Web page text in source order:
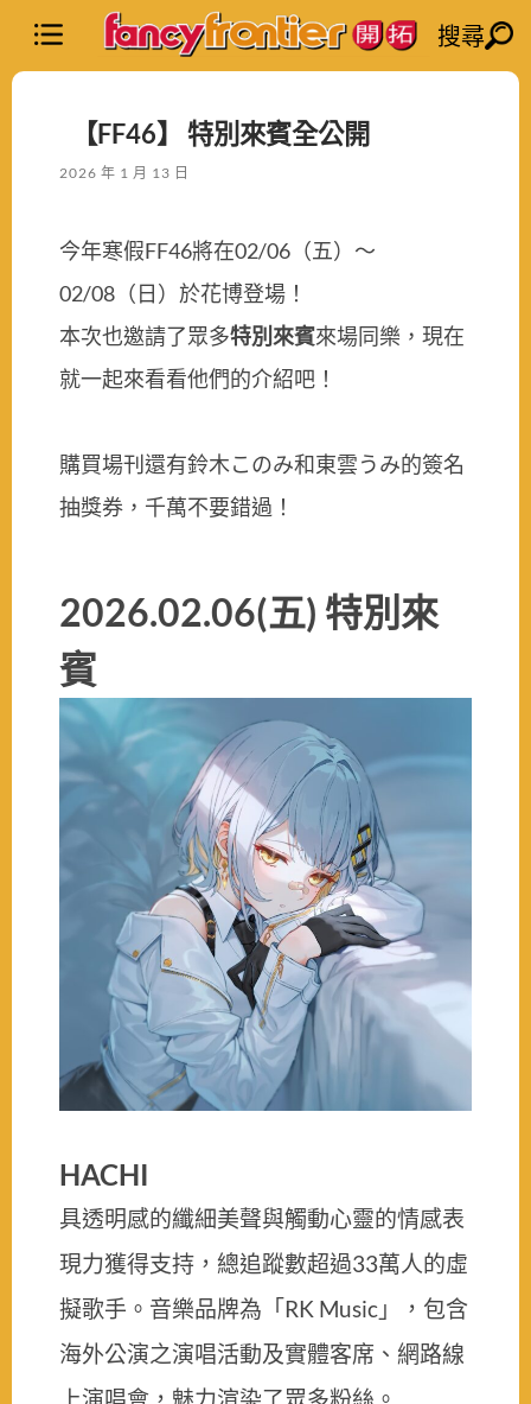
搜尋
【FF46】 特別來賓全公開
2026 年 1 月 13 日
今年寒假FF46將在02/06（五）～
02/08（日）於花博登場！
本次也邀請了眾多特別來賓來場同樂，現在
就一起來看看他們的介紹吧！
購買場刊還有鈴木このみ和東雲うみ的簽名
抽獎券，千萬不要錯過！
2026.02.06(五) 特別來
賓
HACHI
具透明感的纖細美聲與觸動心靈的情感表
現力獲得支持，總追蹤數超過33萬人的虛
擬歌手。音樂品牌為「RK Music」，包含
海外公演之演唱活動及實體客席、網路線